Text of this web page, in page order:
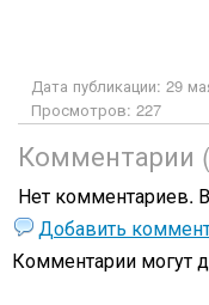
Дата публикации: 29
Просмотров: 227
Комментарии
Нет комментариев.
Добавить
Комментарии могут